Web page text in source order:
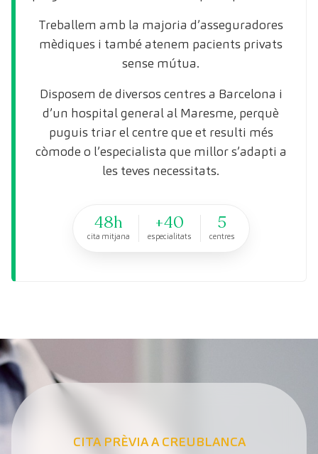
Treballem amb la majoria d’asseguradores
mèdiques i també atenem pacients privats
sense mútua.
Disposem de diversos centres a Barcelona i
d’un hospital general al Maresme, perquè
puguis triar el centre que et resulti més
còmode o l’especialista que millor s’adapti a
les teves necessitats.
48h
cita mitjana
+40
especialitats
5
centres
CITA PRÈVIA A CREUBLANCA